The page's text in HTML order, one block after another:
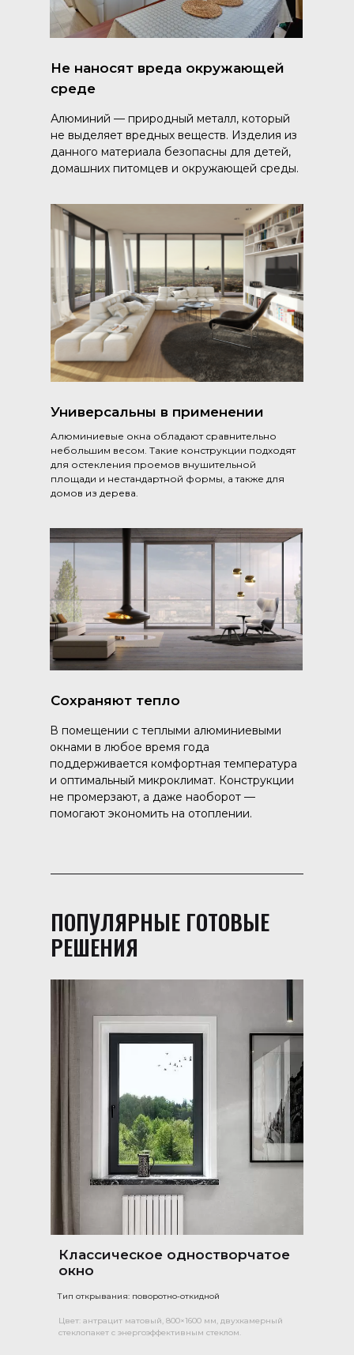
Не наносят вреда окружающей
среде
Алюминий — природный металл, который
не выделяет вредных веществ. Изделия из
данного материала безопасны для детей,
домашних питомцев и окружающей среды.
Сохраняют тепло
В помещении с теплыми алюминиевыми
окнами в любое время года
поддерживается комфортная температура
и оптимальный микроклимат. Конструкции
не промерзают, а даже наоборот —
помогают экономить на отоплении.
Универсальны в применении
Алюминиевые окна обладают сравнительно
небольшим весом. Такие конструкции подходят
для остекления проемов внушительной
площади и нестандартной формы, а также для
домов из дерева.
Классическое одностворчатое
окно
Тип открывания: поворотно-откидной
Цвет: антрацит матовый, 800×1600 мм, двухкамерный
стеклопакет с энергоэффективным стеклом.
ПОПУЛЯРНЫЕ ГОТОВЫЕ
РЕШЕНИЯ